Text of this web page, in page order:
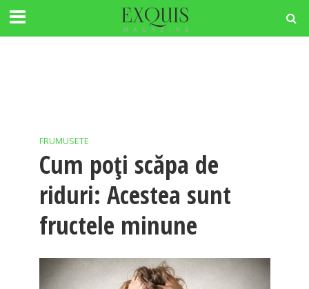
FRUMUSETE
Cum poţi scăpa de
riduri: Acestea sunt
fructele minune